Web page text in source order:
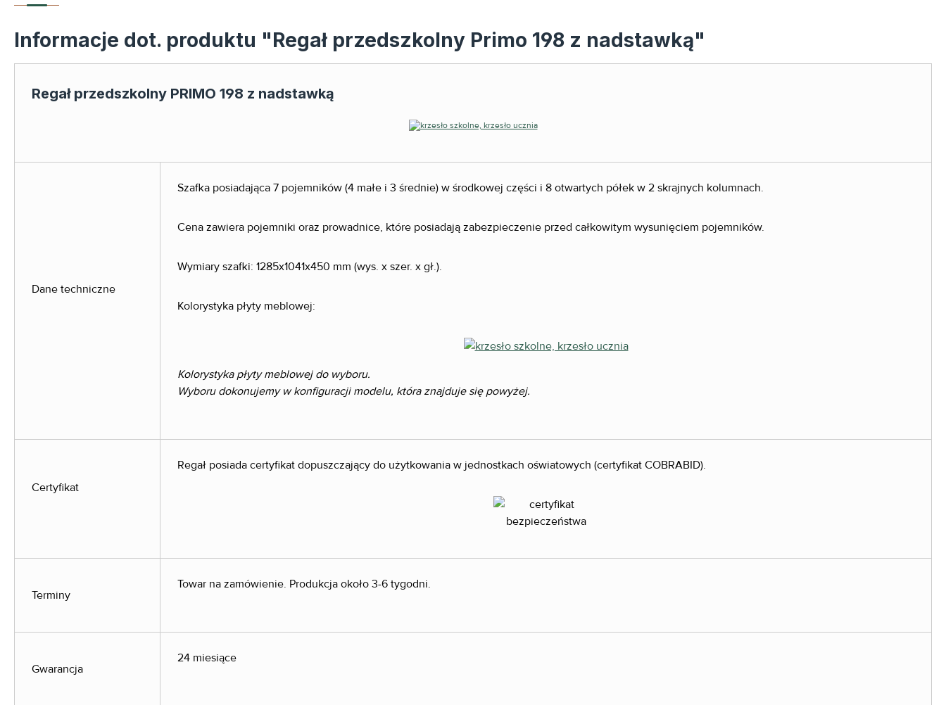
Informacje dot. produktu "Regał przedszkolny Primo 198 z nadstawką"
Regał przedszkolny PRIMO 198 z nadstawką
Dane techniczne
Szafka posiadająca 7 pojemników (4 małe i 3 średnie) w środkowej części i 8 otwartych półek w 2 skrajnych kolumnach.
Cena zawiera pojemniki oraz prowadnice, które posiadają zabezpieczenie przed całkowitym wysunięciem pojemników.
Wymiary szafki: 1285x1041x450 mm (wys. x szer. x gł.).
Kolorystyka płyty meblowej:
Kolorystyka płyty meblowej do wyboru.
Wyboru dokonujemy w konfiguracji modelu, która znajduje się powyżej.
Certyfikat
Regał posiada certyfikat dopuszczający do użytkowania w jednostkach oświatowych (certyfikat COBRABID).
Terminy
Towar na zamówienie. Produkcja około 3-6 tygodni.
Gwarancja
24 miesiące